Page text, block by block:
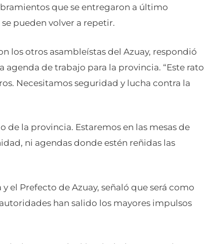
que se entregaron a último
pueden volver a repetir.
los otros asambleístas del Azuay, respondió
de trabajo para la provincia. “Este rato
Necesitamos seguridad y lucha contra la
la provincia. Estaremos en las mesas de
ni agendas donde estén reñidas las
el Prefecto de Azuay, señaló que será como
han salido los mayores impulsos